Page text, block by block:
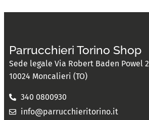
Parrucchieri Torino Shop
Sede legale Via Robert Baden Powel 2
10024 Moncalieri (TO)
340 0800930
info@parrucchieritorino.it